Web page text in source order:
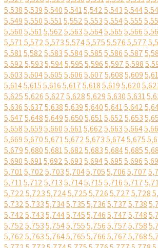
5,5385,5395,5405,5415,5425,5435,544
5,5495,5505,5515,5525,5535,5545,555
5,5605,5615,5625,5635,5645,5655,566
5,5715,5725,5735,5745,5755,5765,577
5,5815,5825,5835,5845,5855,5865,587
5,5925,5935,5945,5955,5965,5975,598
5,6035,6045,6055,6065,6075,6085,609
5,6145,6155,6165,6175,6185,6195,620
5,6255,6265,6275,6285,6295,6305,631
5,6365,6375,6385,6395,6405,6415,642
5,6475,6485,6495,6505,6515,6525,653
5,6585,6595,6605,6615,6625,6635,664
5,6695,6705,6715,6725,6735,6745,675
5,6795,6805,6815,6825,6835,6845,685
5,6905,6915,6925,6935,6945,6955,696
5,7015,7025,7035,7045,7055,7065,707
5,7115,7125,7135,7145,7155,7165,717
5,7225,7235,7245,7255,7265,7275,728
5,7325,7335,7345,7355,7365,7375,738
5,7425,7435,7445,7455,7465,7475,748
5,7525,7535,7545,7555,7565,7575,758
5,7625,7635,7645,7655,7665,7675,768